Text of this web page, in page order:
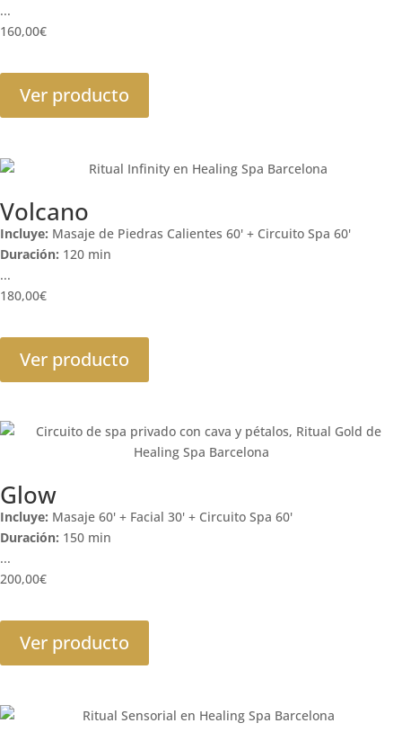
...
160,00€
Ver producto
Volcano
Incluye: Masaje de Piedras Calientes 60' + Circuito Spa 60'
Duración: 120 min
...
180,00€
Ver producto
Glow
Incluye: Masaje 60' + Facial 30' + Circuito Spa 60'
Duración: 150 min
...
200,00€
Ver producto